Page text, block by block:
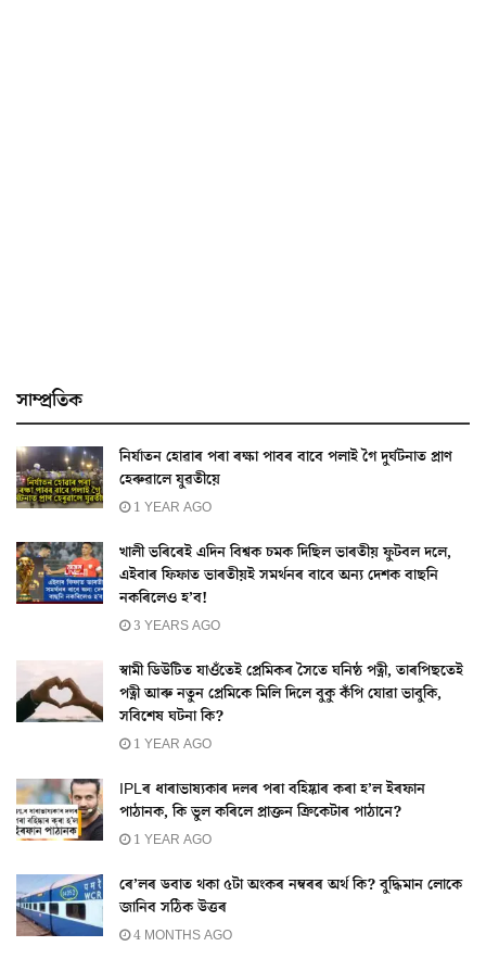
সাম্প্ৰতিক
নিৰ্যাতন হোৱাৰ পৰা ৰক্ষা পাবৰ বাবে পলাই গৈ দুৰ্ঘটনাত প্ৰাণ
হেৰুৱালে যুৱতীয়ে
1 YEAR AGO
খালী ভৰিৰেই এদিন বিশ্বক চমক দিছিল ভাৰতীয় ফুটবল দলে,
এইবাৰ ফিফাত ভাৰতীয়ই সমৰ্থনৰ বাবে অন্য দেশক বাছনি
নকৰিলেও হ’ব!
3 YEARS AGO
স্বামী ডিউটিত যাওঁতেই প্ৰেমিকৰ সৈতে ঘনিষ্ঠ পত্নী, তাৰপিছতেই
পত্নী আৰু নতুন প্ৰেমিকে মিলি দিলে বুকু কঁপি যোৱা ভাবুকি,
সবিশেষ ঘটনা কি?
1 YEAR AGO
IPLৰ ধাৰাভাষ্যকাৰ দলৰ পৰা বহিষ্কাৰ কৰা হ’ল ইৰফান
পাঠানক, কি ভুল কৰিলে প্ৰাক্তন ক্ৰিকেটাৰ পাঠানে?
1 YEAR AGO
ৰে’লৰ ডবাত থকা ৫টা অংকৰ নম্বৰৰ অৰ্থ কি? বুদ্ধিমান লোকে
জানিব সঠিক উত্তৰ
4 MONTHS AGO